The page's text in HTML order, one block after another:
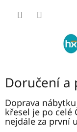
Doručení a
Doprava
křesel je po celé
nejdále za první